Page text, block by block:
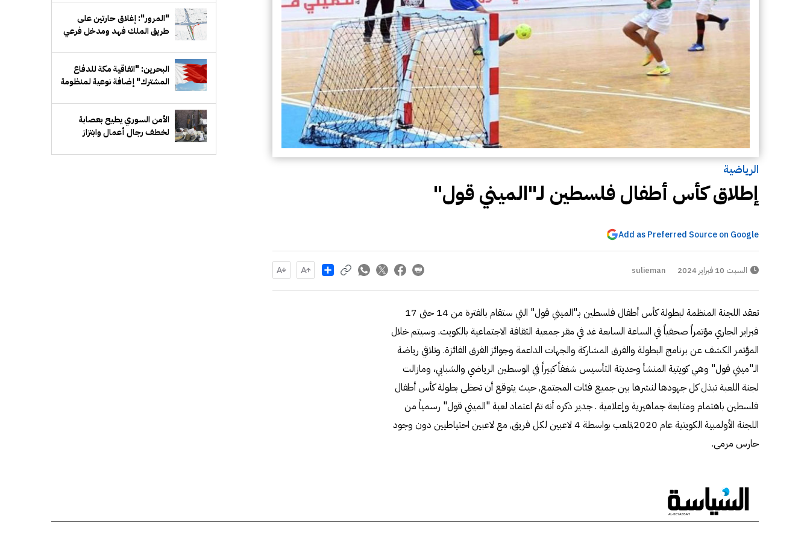
الرياضية
إطلاق كأس أطفال فلسطين لـ"الميني قول"
Add as Preferred Source on Google
السبت 10 فبراير 2024 sulieman
Share
تعقد اللجنة المنظمة لبطولة كأس أطفال فلسطين بـ"الميني قول" التي ستقام بالفترة من 14 حتى 17
فبراير الجاري مؤتمراً صحفياً في الساعة السابعة غد في مقر جمعية الثقافة الاجتماعية بالكويت. وسيتم خلال
المؤتمر الكشف عن برنامج البطولة والفرق المشاركة والجهات الداعمة وجوائز الفرق الفائزة. وتلاقي رياضة
الـ"ميني قول" وهي كويتية المنشأ وحديثة التأسيس شغفاً كبيراً في الوسطين الرياضي والشبابي، ومازالت
لجنة اللعبة تبذل كل جهودها لنشرها بين جميع فئات المجتمع, حيث يتوقع أن تحظى بطولة كأس أطفال
فلسطين باهتمام ومتابعة جماهيرية وإعلامية . جدير ذكره أنه تمّ اعتماد لعبة "الميني قول" رسمياً من
اللجنة الأولمبية الكويتية عام 2020,تلعب بواسطة 4 لاعبين لكل فريق, مع لاعبين احتياطيين دون وجود
حارس مرمى.
"المرور": إغلاق حارتين على
طريق الملك فهد ومدخل فرعي
البحرين: "اتفاقية مكة للدفاع
المشترك" إضافة نوعية لمنظومة
الأمن السوري يطيح بعصابة
لخطف رجال أعمال وابتزاز